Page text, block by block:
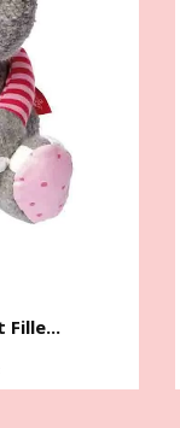
Fille...